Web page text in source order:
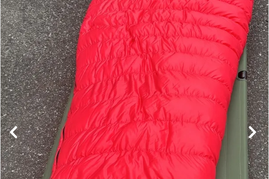
価格で選ぶ
買取案内
レンタル・修理
店舗情報
POLICY
INFORMATION